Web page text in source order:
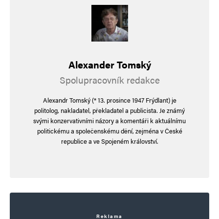
jiri gottlieb
8. 8. 2024 (18:30)
je tu skvělá příležitost jak odpornému
„západu“ zkazit náladu
hloubal
8. 8. 2024 (10:58)
darebácká vládní kriminální pětimafie řetězově,
Odpovědět
Alexander Tomský
Spolupracovník redakce
Alexandr Tomský (* 13. prosince 1947 Frýdlant) je
politolog, nakladatel, překladatel a publicista. Je známý
svými konzervativními názory a komentáři k aktuálnímu
politickému a společenskému dění, zejména v České
republice a ve Spojeném království.
Reklama